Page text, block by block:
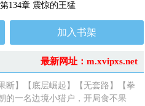
134章 震惊的王猛
加入书架
最新网址：m.xvipxs.net
断】【底层崛起】【无套路】【拳
的一名边境小猎户，开局食不果